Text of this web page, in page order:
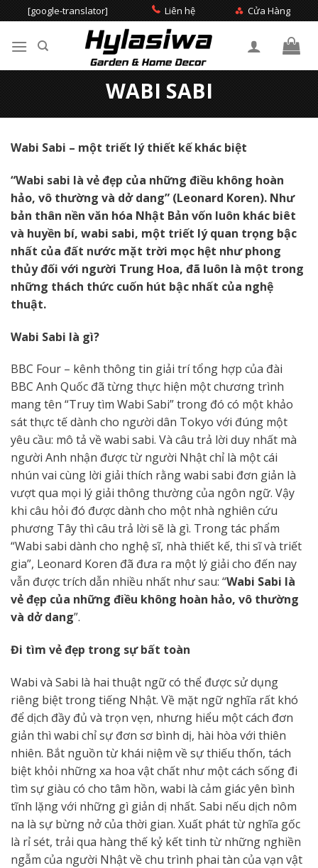
to
content
[google-translator] Liên hệ Cửa Hàng
WABI SABI
Wabi Sabi – một triết lý thiết kế khác biệt
“Wabi sabi là vẻ đẹp của những điều không hoàn
hảo, vô thường và dở dang” (Leonard Koren). Như
bản thân nền văn hóa Nhật Bản vốn luôn khác biêt
và huyền bí, wabi sabi, một triết lý quan trọng bậc
nhất của đất nước mặt trời mọc hệt như phong
thủy đối với người Trung Hoa, đã luôn là một trong
những thách thức cuốn hút bậc nhất của nghệ
thuật.
Wabi Sabi là gì?
BBC Four – kênh thông tin giải trí tổng hợp của đài
BBC Anh Quốc đã từng thực hiện một chương trình
mang tên “Truy tìm Wabi Sabi” trong đó có một khảo
sát thực tế dành cho người dân Tokyo với đúng một
yêu cầu: mô tả về wabi sabi. Và câu trả lời duy nhất mà
người Anh nhận được từ người Nhật chỉ là một cái
nhún vai cùng lời giải thích rằng wabi sabi đơn giản là
vượt qua mọi lý giải thông thường của ngôn ngữ. Vậy
khi câu hỏi đó được dành cho một nhà nghiên cứu
phương Tây thì câu trả lời sẽ là gì. Trong tác phẩm
“Wabi sabi dành cho nghệ sĩ, nhà thiết kế, thi sĩ và triết
gia”, Leonard Koren đã đưa ra một lý giải cho đến nay
vẫn được trích dẫn nhiều nhất như sau: “Wabi Sabi là
vẻ đẹp của những điều không hoàn hảo, vô thường
và dở dang”.
Đi tìm vẻ đẹp trong sự bất toàn
Wabi và Sabi là hai thuật ngữ có thể được sử dụng
riêng biệt trong tiếng Nhật. Về mặt ngữ nghĩa rất khó
để dịch đầy đủ và trọn vẹn, nhưng hiểu một cách đơn
giản thì wabi chỉ sự đơn sơ bình dị, hài hòa với thiên
nhiên. Bắt nguồn từ khái niệm về sự thiếu thốn, tách
biệt khỏi những xa hoa vật chất như một cách sống đi
tìm sự giàu có cho tâm hồn, wabi là cảm giác yên bình
tĩnh lặng với những gì giản dị nhất. Sabi nếu dịch nôm
na là sự bừng nở của thời gian. Xuất phát từ nghĩa gốc
là rỉ sét, trải qua hàng thế kỷ kết tinh từ những nghiền
ngẫm của người Nhật về chu trình phai tàn của vạn vật